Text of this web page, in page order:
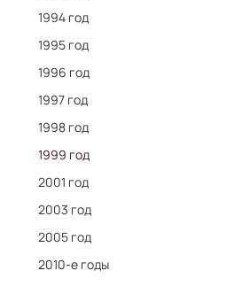
1994 год
1995 год
1996 год
1997 год
1998 год
1999 год
2001 год
2003 год
2005 год
2010-е годы